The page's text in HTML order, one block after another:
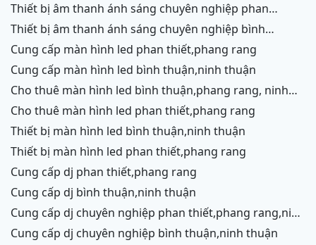
thiết bị âm thanh ánh sáng chuyên nghiệp phan
thiết,phang rang,ninh chữ,vĩnh hy,cam ranh,ninh
thiết bị âm thanh ánh sáng chuyên nghiệp bình
thuận,ninh thuận
cung cấp màn hình led phan thiết,phang rang
cung cấp màn hình led bình thuận,ninh thuận
cho thuê màn hình led bình thuận,phang rang, ninh
thuận
cho thuê màn hình led phan thiết,phang rang
thiết bị màn hình led bình thuận,ninh thuận
thiết bị màn hình led phan thiết,phang rang
cung cấp dj phan thiết,phang rang
cung cấp dj bình thuận,ninh thuận
cung cấp dj chuyên nghiệp phan thiết,phang rang,ninh
chữ,vĩnh hy
cung cấp dj chuyên nghiệp bình thuận,ninh thuận